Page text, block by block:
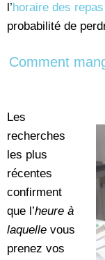
l’horaire des repas
probabilité de
Comment
Les
recherches
les plus
récentes
confirment
que l’heure à
laquelle vous
prenez vos